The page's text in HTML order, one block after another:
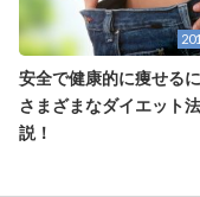
安全で健康的に痩せる
さまざまなダイエット
説！